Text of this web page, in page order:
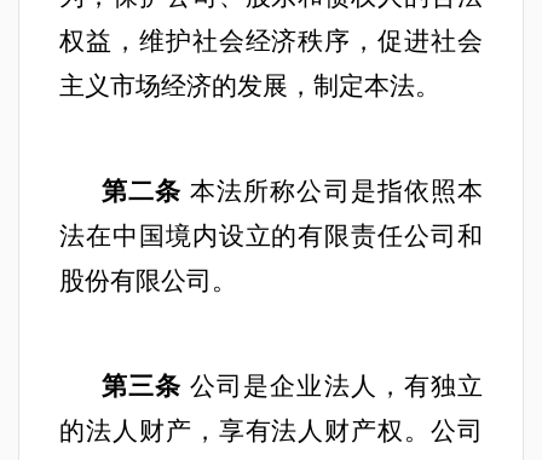
权益，维护社会经济秩序，促进社会
主义市场经济的发展，制定本法。
第二条 本法所称公司是指依照本
法在中国境内设立的有限责任公司和
股份有限公司。
第三条 公司是企业法人，有独立
的法人财产，享有法人财产权。公司